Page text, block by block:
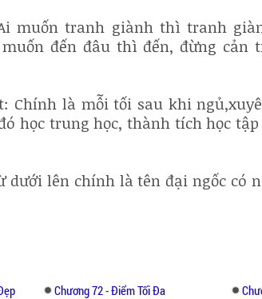
muốn tranh giành thì tranh
đến đâu thì đến, đừng cản
Chính là mỗi tối sau khi
học trung học, thành tích học
lên chính là tên đại ngốc có
đánh.
Chương 72 - Điểm Tối Đa